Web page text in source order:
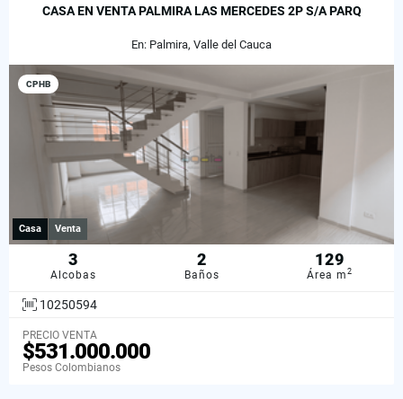
CASA EN VENTA PALMIRA LAS MERCEDES 2P S/A PARQ
En: Palmira, Valle del Cauca
CPHB
Casa Venta
3
Alcobas
2
Baños
129
Área m2
10250594
PRECIO VENTA
$531.000.000
Pesos Colombianos